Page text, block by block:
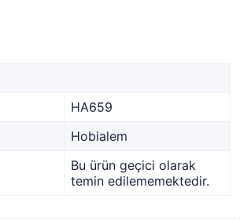
HA659
Hobialem
Bu ürün geçici olarak
temin edilememektedir.